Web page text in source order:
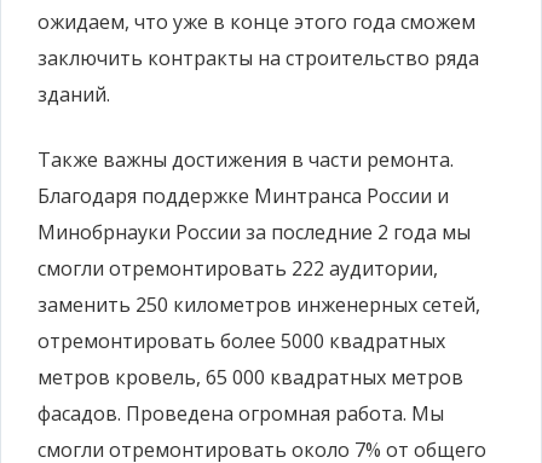
ожидаем, что уже в конце этого года сможем
заключить контракты на строительство ряда
зданий.
Также важны достижения в части ремонта.
Благодаря поддержке Минтранса России и
Минобрнауки России за последние 2 года мы
смогли отремонтировать 222 аудитории,
заменить 250 километров инженерных сетей,
отремонтировать более 5000 квадратных
метров кровель, 65 000 квадратных метров
фасадов. Проведена огромная работа. Мы
смогли отремонтировать около 7% от общего